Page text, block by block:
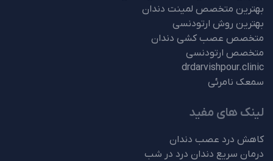
بهترین متخصص لمینت دندان
بهترین روش ارتودنسی
متخصص عصب کشی دندان
متخصص ارتودنسی
drdarvishpour.clinic
سمعک نامرئی
لینک های مفید
کاهش درد عصب دندان
درمان سریع دندان درد در شب